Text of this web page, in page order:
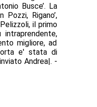
Busce’. La
Rigano’,
il primo
migliore, ad
e' stata di
Andrea|. -